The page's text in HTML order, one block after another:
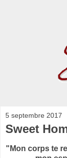
5 septembre 2017
Sweet
"Mon corps te